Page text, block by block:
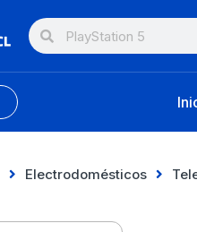
Electrodomésticos